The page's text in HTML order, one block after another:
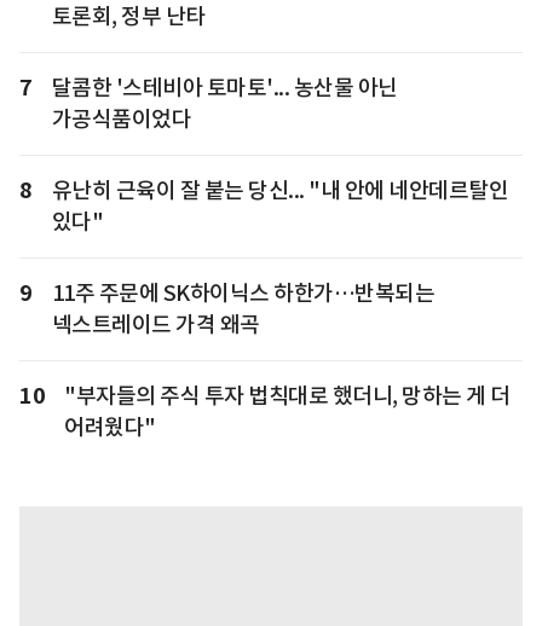
토론회, 정부 난타
7
달콤한 '스테비아 토마토'... 농산물 아닌
가공식품이었다
8
유난히 근육이 잘 붙는 당신... "내 안에 네안데르탈인
있다"
9
11주 주문에 SK하이닉스 하한가…반복되는
넥스트레이드 가격 왜곡
10
"부자들의 주식 투자 법칙대로 했더니, 망하는 게 더
어려웠다"